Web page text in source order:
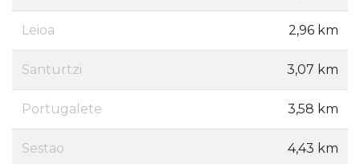
Leioa 2,96 km
Santurtzi 3,07 km
Portugalete 3,58 km
Sestao 4,43 km